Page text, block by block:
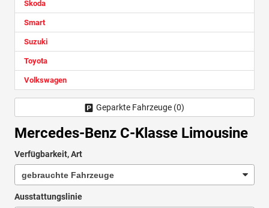
Mercedes-Benz C-Klasse Limousine
Verfügbarkeit, Art
Ausstattungslinie
Skoda
Smart
Suzuki
Toyota
Volkswagen
Geparkte Fahrzeuge (0)